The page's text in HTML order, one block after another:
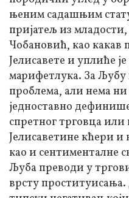
њеним садашњим
пријатељ из
Чобановић, као какав
Јелисавете и уплиће
марифетлука. За
проблема, али нема
једноставно
спретног трговца
Јелисаветине кћери
као и сентименталне
Љуба преводи у
врсту проституисања.